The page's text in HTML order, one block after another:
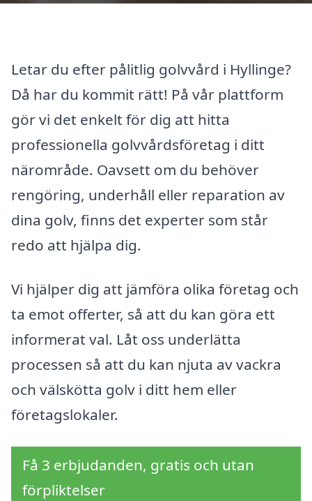
Letar du efter pålitlig golvvård i Hyllinge?
Då har du kommit rätt! På vår plattform
gör vi det enkelt för dig att hitta
professionella golvvårdsföretag i ditt
närområde. Oavsett om du behöver
rengöring, underhåll eller reparation av
dina golv, finns det experter som står
redo att hjälpa dig.
Vi hjälper dig att jämföra olika företag och
ta emot offerter, så att du kan göra ett
informerat val. Låt oss underlätta
processen så att du kan njuta av vackra
och välskötta golv i ditt hem eller
företagslokaler.
Få 3 erbjudanden, gratis och utan
förpliktelser